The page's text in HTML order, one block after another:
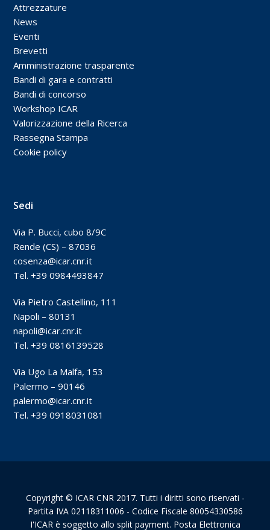
Attrezzature
News
Eventi
Brevetti
Amministrazione trasparente
Bandi di gara e contratti
Bandi di concorso
Workshop ICAR
Valorizzazione della Ricerca
Rassegna Stampa
Cookie policy
Sedi
Via P. Bucci, cubo 8/9C
Rende (CS) – 87036
cosenza@icar.cnr.it
Tel. +39 0984493847
Via Pietro Castellino, 111
Napoli – 80131
napoli@icar.cnr.it
Tel. +39 0816139528
Via Ugo La Malfa, 153
Palermo – 90146
palermo@icar.cnr.it
Tel. +39 0918031081
Copyright © ICAR CNR 2017. Tutti i diritti sono riservati -
Partita IVA 02118311006 - Codice Fiscale 80054330586
I'ICAR è soggetto allo split payment. Posta Elettronica